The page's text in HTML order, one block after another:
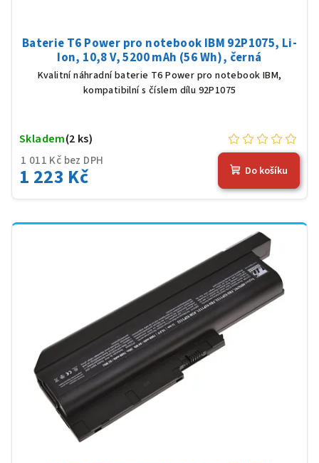
Baterie T6 Power pro notebook IBM 92P1075, Li-
Ion, 10,8 V, 5200 mAh (56 Wh), černá
Kvalitní náhradní baterie T6 Power pro notebook IBM,
kompatibilní s číslem dílu 92P1075
1 011 Kč bez DPH
1 223 Kč
Skladem(2 ks)
Do košíku